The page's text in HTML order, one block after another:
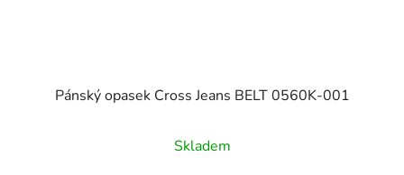
Pánský opasek Cross Jeans BELT 0560K-001
Skladem